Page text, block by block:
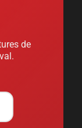
de